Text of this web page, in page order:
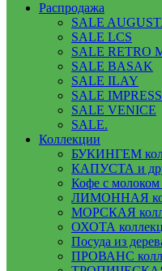
Распродажа
SALE
SALE LCS
SALE RETRO
SALE BASAK
SALE ILAY
SALE
SALE VENICE
SALE.
Коллекции
БУКИНГЕМ
КАПУСТА и
Кофе с
ЛИМОННАЯ
МОРСКАЯ
ОХОТА
Посуда из
ПРОВАНС